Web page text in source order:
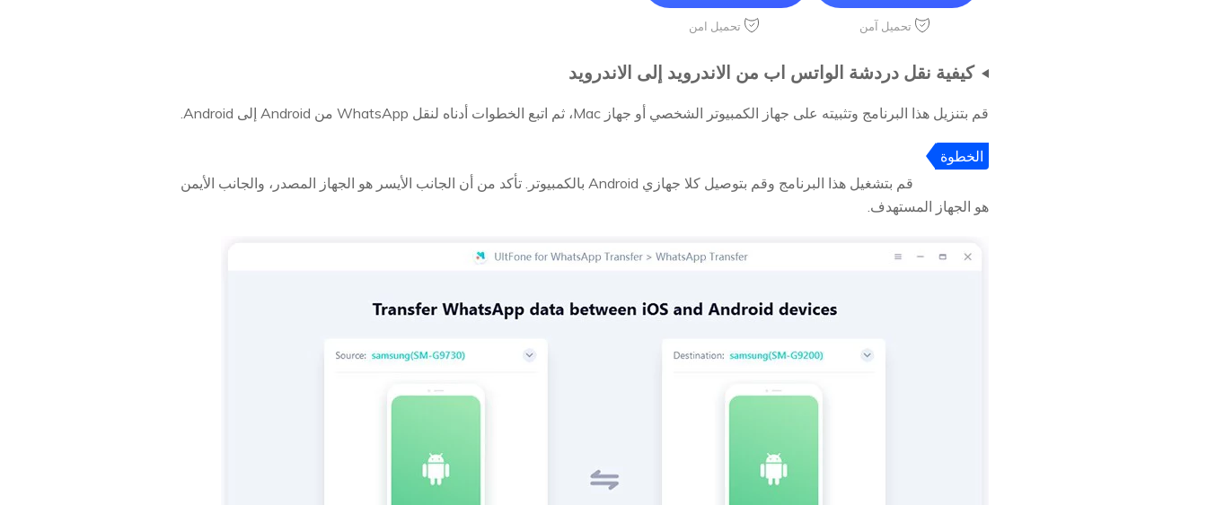
تحميل آمن تحميل امن
كيفية نقل دردشة الواتس اب من الاندرويد إلى الاندرويد
قم بتنزيل هذا البرنامج وتثبيته على جهاز الكمبيوتر الشخصي أو جهاز Mac، ثم اتبع الخطوات أدناه لنقل WhatsApp من Android إلى Android.
الخطوة
قم بتشغيل هذا البرنامج وقم بتوصيل كلا جهازي Android بالكمبيوتر. تأكد من أن الجانب الأيسر هو الجهاز المصدر، والجانب الأيمن
هو الجهاز المستهدف.